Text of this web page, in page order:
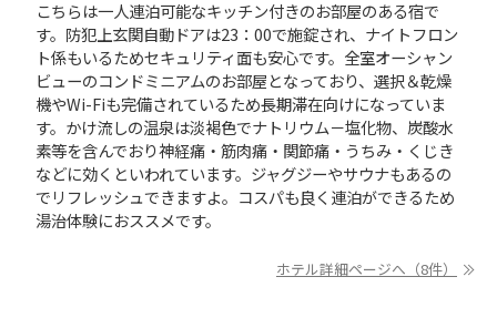
こちらは一人連泊可能なキッチン付きのお部屋のある宿で
す。防犯上玄関自動ドアは23：00で施錠され、ナイトフロン
ト係もいるためセキュリティ面も安心です。全室オーシャン
ビューのコンドミニアムのお部屋となっており、選択＆乾燥
機やWi-Fiも完備されているため長期滞在向けになっていま
す。かけ流しの温泉は淡褐色でナトリウム－塩化物、炭酸水
素等を含んでおり神経痛・筋肉痛・関節痛・うちみ・くじき
などに効くといわれています。ジャグジーやサウナもあるの
でリフレッシュできますよ。コスパも良く連泊ができるため
湯治体験におススメです。
ホテル詳細ページへ（8件）